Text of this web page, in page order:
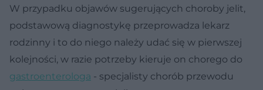
W przypadku objawów sugerujących choroby jelit,
podstawową diagnostykę przeprowadza lekarz
rodzinny i to do niego należy udać się w pierwszej
kolejności, w razie potrzeby kieruje on chorego do
gastroenterologa - specjalisty chorób przewodu